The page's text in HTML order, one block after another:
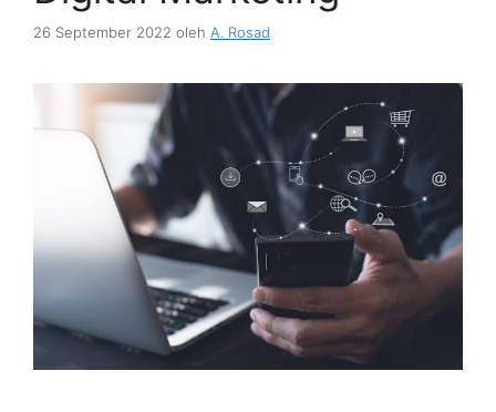
26 September 2022 oleh A. Rosad